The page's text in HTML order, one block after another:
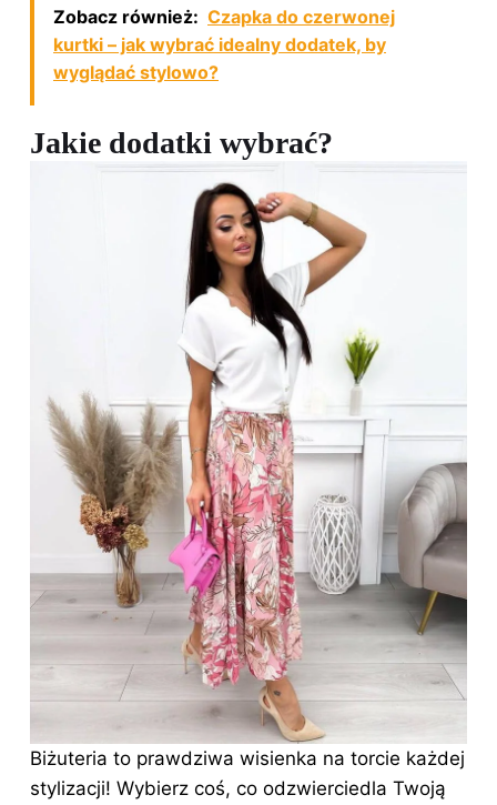
Zobacz również: Czapka do czerwonej
kurtki – jak wybrać idealny dodatek, by
wyglądać stylowo?
Jakie dodatki wybrać?
Biżuteria to prawdziwa wisienka na torcie każdej
stylizacji! Wybierz coś, co odzwierciedla Twoją